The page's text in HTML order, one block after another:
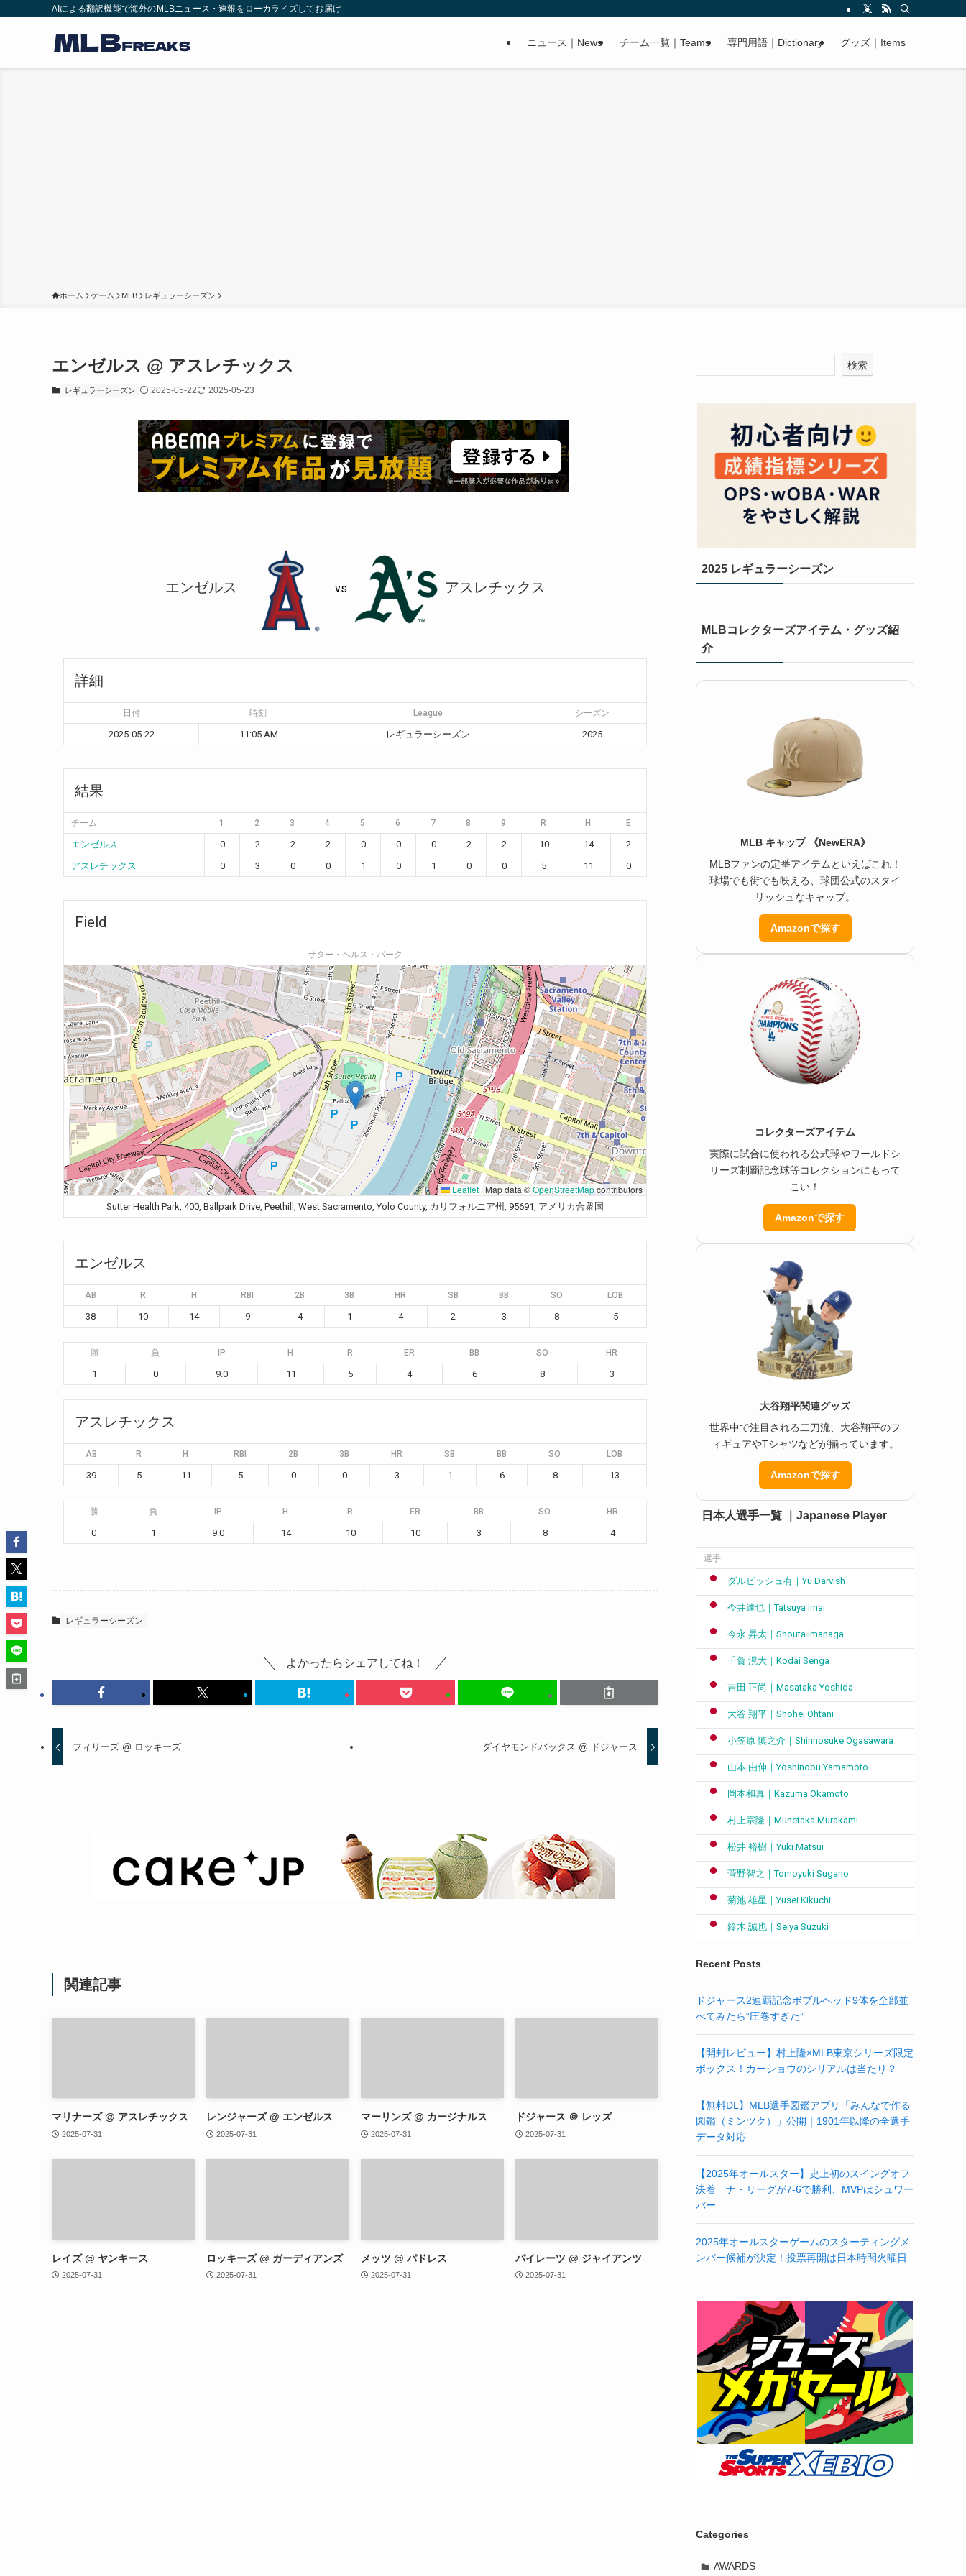
AIによる翻訳機能で海外のMLBニュース・速報をローカライズしてお届け
ニュース｜News チーム一覧｜Teams 専門用語｜Dictionary グッズ｜Items
ホーム ゲーム MLB レギュラーシーズン
エンゼルス @ アスレチックス
レギュラーシーズン 2025-05-22 2025-05-23
エンゼルス vs アスレチックス
詳細
日付 時刻 League シーズン
2025-05-22 11:05 AM レギュラーシーズン 2025
結果
チーム 1 2 3 4 5 6 7 8 9 R H E
エンゼルス 0 2 2 2 0 0 0 2 2 10 14
2
アスレチックス
0 3 0 0 1 0 1 0 0 5 11 0
Field
サター・ヘルス・パーク
Leaflet | Map data ©OpenStreetMapcontributors
Sutter Health Park, 400, Ballpark Drive, Peethill, West Sacramento, Yolo County, カリフォルニア州, 95691, アメリカ合衆国
エンゼルス
AB R H RBI 2B 3B HR SB BB SO LOB
38 10 14 9 4 1 4 2 3 8 5
勝 負 IP H R ER BB SO HR
1 0 9.0 11 5 4 6 8 3
アスレチックス
AB R H RBI 2B 3B HR SB BB SO LOB
39 5 11 5 0 0 3 1 6 8 13
勝 負 IP H R ER BB SO HR
0 1 9.0 14 10 10 3 8 4
レギュラーシーズン
よかったらシェアしてね！
フィリーズ @ ロッキーズ ダイヤモンドバックス @ ドジャース
関連記事
マリナーズ @ アスレチックス
2025-07-31
レンジャーズ @ エンゼルス
2025-07-31
マーリンズ @ カージナルス
2025-07-31
ドジャース ＠ レッズ
2025-07-31
レイズ @ ヤンキース
2025-07-31
ロッキーズ @ ガーディアンズ
2025-07-31
メッツ @ パドレス
2025-07-31
パイレーツ @ ジャイアンツ
2025-07-31
検索
2025 レギュラーシーズン
MLBコレクターズアイテム・グッズ紹
介
MLB キャップ 《NewERA》
MLBファンの定番アイテムといえばこれ！
球場でも街でも映える、球団公式のスタイ
リッシュなキャップ。
Amazonで探す
コレクターズアイテム
実際に試合に使われる公式球やワールドシ
リーズ制覇記念球等コレクションにもって
こい！
Amazonで探す
大谷翔平関連グッズ
世界中で注目される二刀流、大谷翔平のフ
ィギュアやTシャツなどが揃っています。
Amazonで探す
日本人選手一覧 ｜Japanese Player
選手
ダルビッシュ有｜Yu Darvish
今井達也｜Tatsuya Imai
今永 昇太｜Shouta Imanaga
千賀 滉大｜Kodai Senga
吉田 正尚｜Masataka Yoshida
大谷 翔平｜Shohei Ohtani
小笠原 慎之介｜Shinnosuke Ogasawara
山本 由伸｜Yoshinobu Yamamoto
岡本和真｜Kazuma Okamoto
村上宗隆｜Munetaka Murakami
松井 裕樹｜Yuki Matsui
菅野智之｜Tomoyuki Sugano
菊池 雄星｜Yusei Kikuchi
鈴木 誠也｜Seiya Suzuki
Recent Posts
ドジャース2連覇記念ボブルヘッド9体を全部並
べてみたら“圧巻すぎた”
【開封レビュー】村上隆×MLB東京シリーズ限定
ボックス！カーショウのシリアルは当たり？
【無料DL】MLB選手図鑑アプリ「みんなで作る
図鑑（ミンツク）」公開｜1901年以降の全選手
データ対応
【2025年オールスター】史上初のスイングオフ
決着 ナ・リーグが7-6で勝利、MVPはシュワー
バー
2025年オールスターゲームのスターティングメ
ンバー候補が決定！投票再開は日本時間火曜日
Categories
AWARDS